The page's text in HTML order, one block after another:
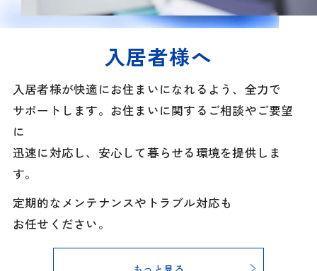
入居者様へ
入居者様が快適にお住まいになれるよう、全力で
サポートします。お住まいに関するご相談やご要望
に
迅速に対応し、安心して暮らせる環境を提供しま
す。
定期的なメンテナンスやトラブル対応も
お任せください。